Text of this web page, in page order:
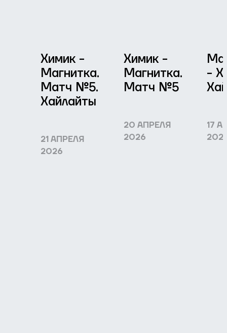
Химик -
Магнитка.
Матч №5.
Хайлайты
21 АПРЕЛЯ
2026
Химик -
Магнитка.
Матч №5
20 АПРЕЛЯ
2026
-
17